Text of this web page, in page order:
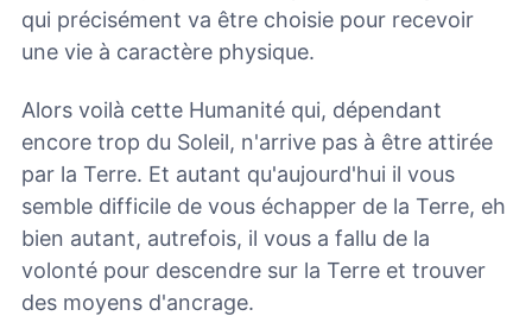
qui précisément va être choisie pour recevoir
une vie à caractère physique.
Alors voilà cette Humanité qui, dépendant
encore trop du Soleil, n'arrive pas à être attirée
par la Terre. Et autant qu'aujourd'hui il vous
semble difficile de vous échapper de la Terre, eh
bien autant, autrefois, il vous a fallu de la
volonté pour descendre sur la Terre et trouver
des moyens d'ancrage.